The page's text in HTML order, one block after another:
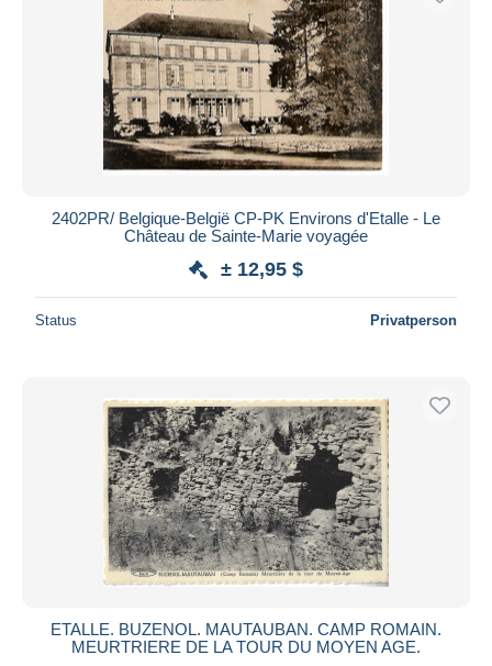
2402PR/ Belgique-België CP-PK Environs d'Etalle - Le
Château de Sainte-Marie voyagée
± 12,95 $
Status Privatperson
ETALLE. BUZENOL. MAUTAUBAN. CAMP ROMAIN.
MEURTRIERE DE LA TOUR DU MOYEN AGE.